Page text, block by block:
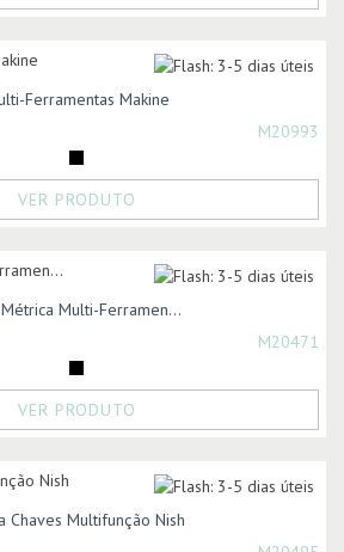
Ferramentas Makine
M20993
VER PRODUTO
Multi-Ferramen...
M20471
VER PRODUTO
Chaves Multifunção Nish